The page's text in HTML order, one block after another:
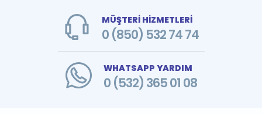
MÜŞTERİ HİZMETLERİ
0 (850) 532 74 74
WHATSAPP YARDIM
0 (532) 365 01 08